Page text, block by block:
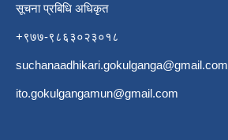
सूचना प्रबिधि अधिकृत
+९७७-९८६३०२३०१८
suchanaadhikari.gokulganga@gmail.com
ito.gokulgangamun@gmail.com